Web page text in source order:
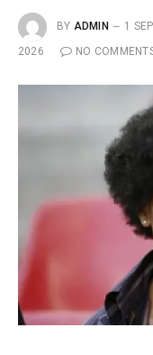
BY ADMIN 1
2026
NO